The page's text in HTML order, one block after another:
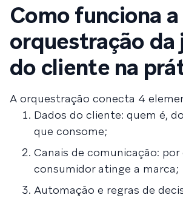
Como funciona a
orquestração da
do cliente na
A orquestração conecta 4
Dados do cliente: quem é,
que consome;
Canais de comunicação:
consumidor atinge a marca;
Automação e regras de